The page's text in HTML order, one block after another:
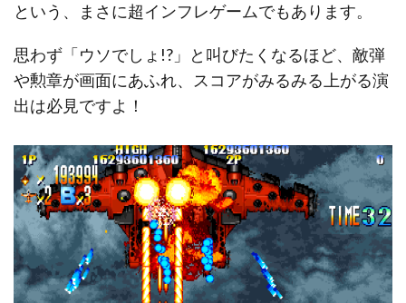
という、まさに超インフレゲームでもあります。
思わず「ウソでしょ!?」と叫びたくなるほど、敵弾
や勲章が画面にあふれ、スコアがみるみる上がる演
出は必見ですよ！